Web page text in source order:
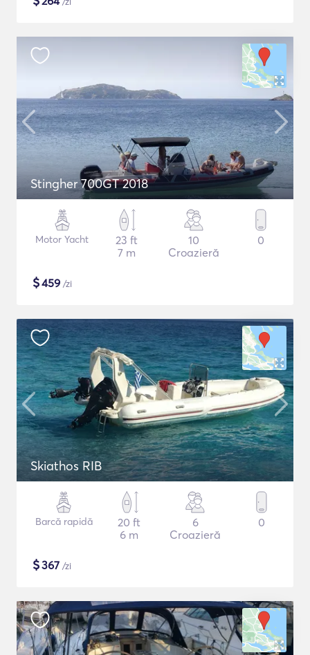
Stingher 700GT 2018
Motor Yacht
23 ft
7 m
10
Croazieră
0
$459 /zi
Skiathos RIB
Barcă rapidă
20 ft
6 m
6
Croazieră
0
$367 /zi